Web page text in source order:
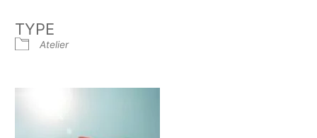
TYPE
Atelier